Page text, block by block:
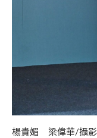
楊貴媚 梁偉華/攝影